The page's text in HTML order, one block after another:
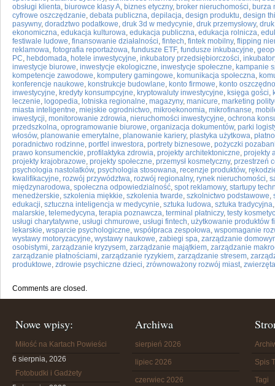
obsługi klienta, biurowce klasy A, biznes etyczny, broker nieruchomości, burza
cyfrowe oszczędzanie, debata publiczna, depilacja, design produktu, design
pasywny, doradztwo podatkowe, druk 3d w medycynie, druk przemysłowy,
ekonomiczna, edukacja kulturowa, edukacja publiczna, edukacja rolnicza,
festiwale ludowe, finansowanie działalności, fintech, fintek mobilny, flipping
reklamowa, fotografia reportażowa, fundusze ETF, fundusze inkubacyjne,
PC, hebdomada, hotele inwestycyjne, inkubatory przedsiębiorczości,
inwestycje biurowe, inwestycje ekologiczne, inwestycje społeczne, kampanie
kompetencje zawodowe, komputery gamingowe, komunikacja społeczna,
konferencje naukowe, konstrukcje budowlane, konto firmowe, konto
inwestycyjne, kredyty konsumpcyjne, kryptowaluty inwestycyjne, księga gości,
leczenie, logopedia, lotniska regionalne, magazyny, manicure, marketing
miasta inteligentne, miejskie ogrodnictwo, mikroekonomia, mikrofinanse,
inwestycji, monitorowanie zdrowia, nieruchomości inwestycyjne, ochrona
przedszkolna, oprogramowanie biurowe, organizacja dokumentów, parki
włosów, planowanie emerytalne, planowanie kariery, plastyka użytkowa,
poradnictwo rodzinne, portfel inwestora, portrety biznesowe, pożyczki
prawo konsumenckie, profilaktyka zdrowia, projekty architektoniczne, projekty
projekty krajobrazowe, projekty społeczne, przemysł kosmetyczny, przestrzeń
psychologia nastolatków, psychologia stosowana, recenzje produktów,
kwalifikacyjne, rozwój przywództwa, rozwój regionalny, rynek nieruchomości,
międzynarodowa, społeczna odpowiedzialność, spot reklamowy, startupy
menedżerskie, szkolenia miękkie, szkolenia twarde, szkolnictwo podstawowe,
edukacji, sztuczna inteligencja w medycynie, sztuka ludowa, sztuka tradycyjna
malarskie, telemedycyna, terapia poznawcza, terminal płatniczy, testy
usługi charytatywne, usługi chmurowe, usługi fintech, użytkowanie produktów
lekarskie, wsparcie psychologiczne, współpraca zespołowa, wspomaganie
wystawy motoryzacyjne, wystawy naukowe, zabiegi spa, zarządzanie
osobistymi, zarządzanie kryzysem, zarządzanie majątkiem, zarządzanie
zarządzanie płatnościami, zarządzanie ryzykiem, zarządzanie stresem,
produktowe, zdrowie psychiczne dzieci, zrównoważony rozwój miast,
Comments are closed.
Nowe wpisy:
Miłość na Kartach Powieści
6 sierpnia, 2026
Fotobudki i Gadżety
Archiwa
sierpień 2026
lipiec 2026
czerwiec 2026
Spis
Tagi